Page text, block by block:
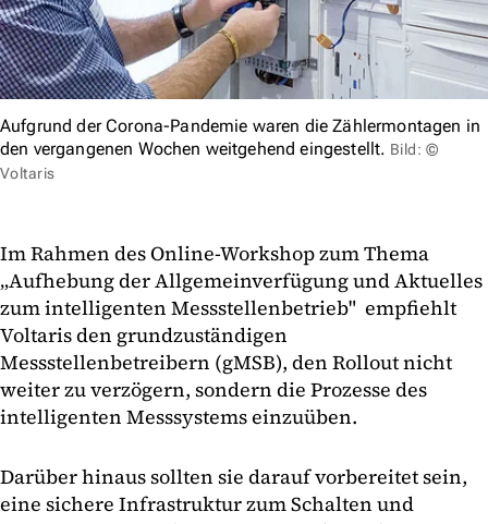
Aufgrund der Corona-Pandemie waren die Zählermontagen in
den vergangenen Wochen weitgehend eingestellt. Bild: ©
Voltaris
Im Rahmen des Online-Workshop zum Thema
„Aufhebung der Allgemeinverfügung und Aktuelles
zum intelligenten Messstellenbetrieb" empfiehlt
Voltaris den grundzuständigen
Messstellenbetreibern (gMSB), den Rollout nicht
weiter zu verzögern, sondern die Prozesse des
intelligenten Messsystems einzuüben.
Darüber hinaus sollten sie darauf vorbereitet sein,
eine sichere Infrastruktur zum Schalten und